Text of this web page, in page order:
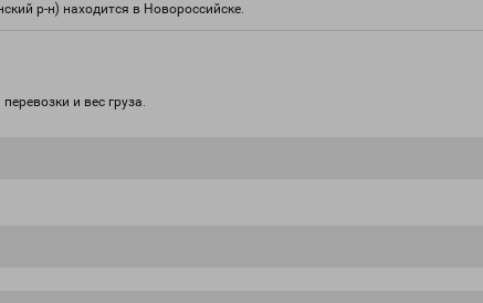
р-н) находится в Новороссийске.
и вес груза.